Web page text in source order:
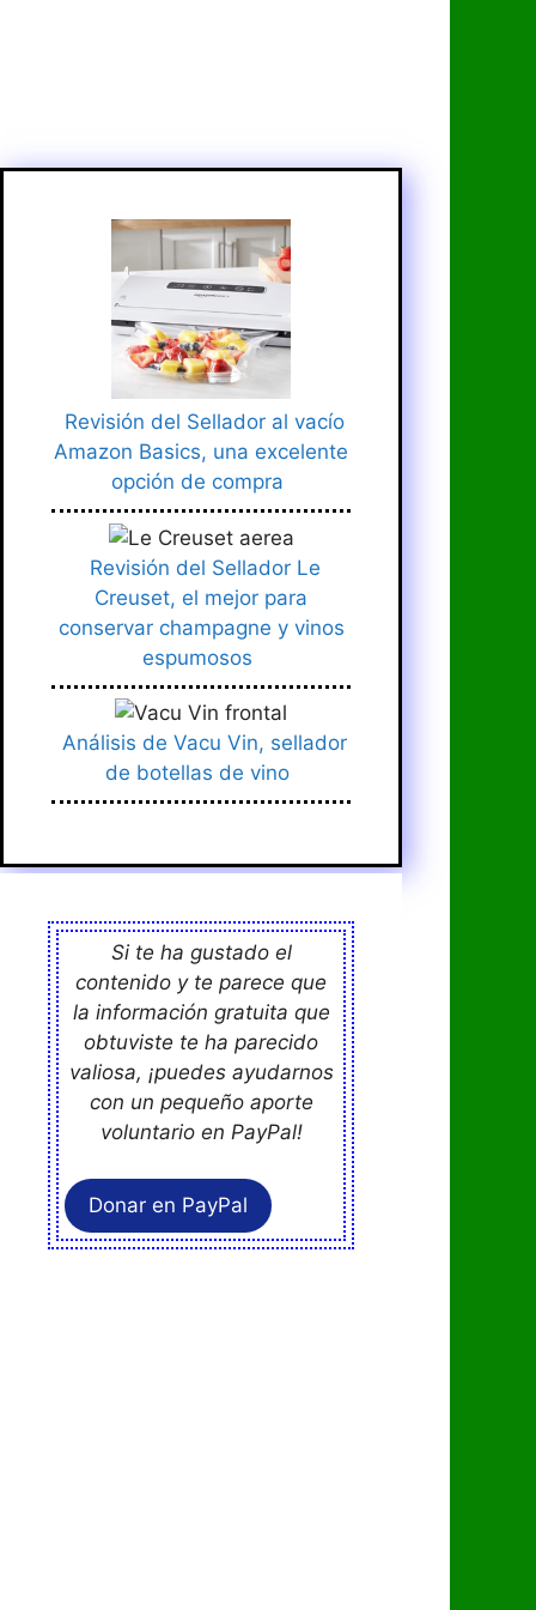
Revisión del Sellador al vacío
Amazon Basics, una excelente
opción de compra
Revisión del Sellador Le
Creuset, el mejor para
conservar champagne y vinos
espumosos
Análisis de Vacu Vin, sellador
de botellas de vino
Si te ha gustado el
contenido y te parece que
la información gratuita que
obtuviste te ha parecido
valiosa, ¡puedes ayudarnos
con un pequeño aporte
voluntario en PayPal!
Donar en PayPal